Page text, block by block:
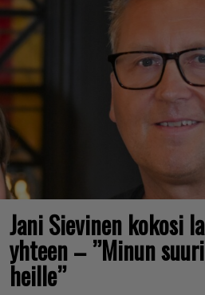
Jani Sievinen kokosi
yhteen – ”Minun
heille”